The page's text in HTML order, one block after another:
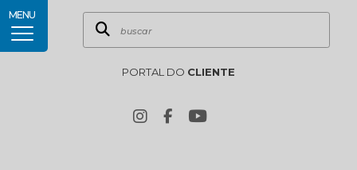
PORTAL DO CLIENTE
MENU